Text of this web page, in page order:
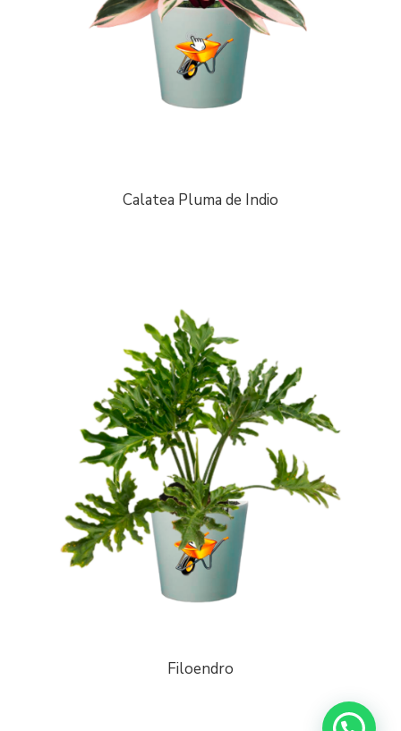
Calatea Pluma de Indio
Filoendro